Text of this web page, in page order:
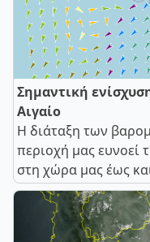
Σημαντική
Αιγαίο
Η διάταξη των
περιοχή μας ευνοεί
στη χώρα μας έως